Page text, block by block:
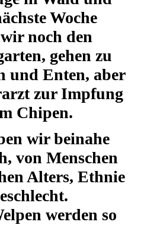
Woche
noch den
gehen zu
und Enten, aber
zur Impfung
Chipen.
wir beinahe
von Menschen
Alters, Ethnie
werden so